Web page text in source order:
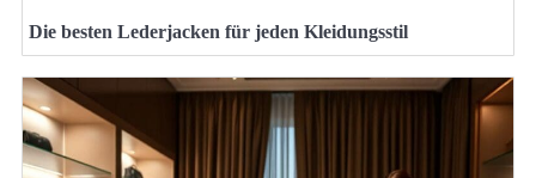
Die besten Lederjacken für jeden Kleidungsstil